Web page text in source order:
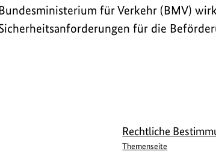
für Verkehr (BMV)
für die
Rechtliche
Themenseite